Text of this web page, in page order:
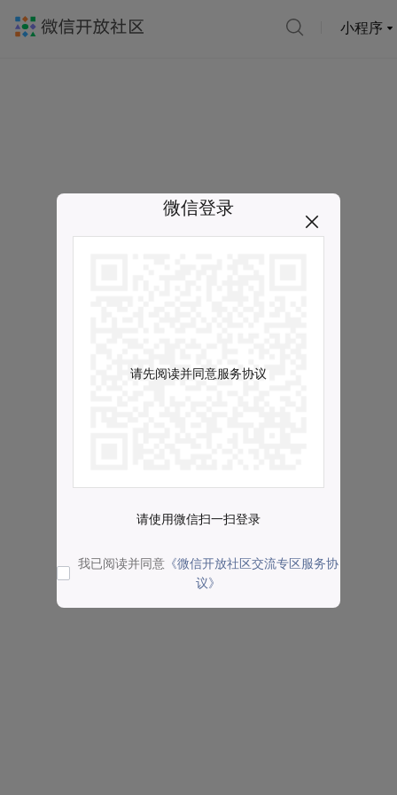
小程序
微信登录
请先阅读并同意服务协议
请使用微信扫一扫登录
我已阅读并同意 《微信开放社区交流专区服务协
议》